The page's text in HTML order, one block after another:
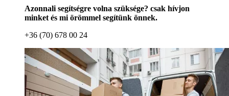
Azonnali segítségre volna szüksége? csak hívjon
minket és mi örömmel segítünk önnek.
+36 (70) 678 00 24